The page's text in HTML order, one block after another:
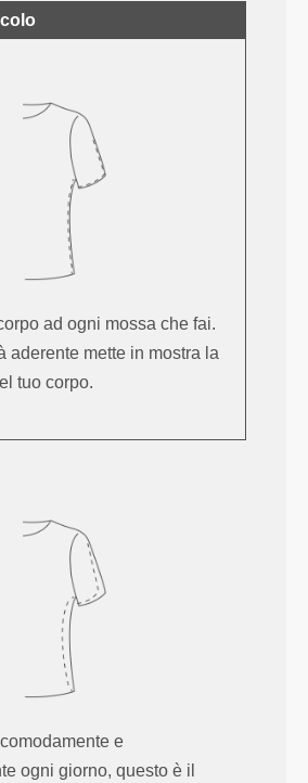
ad ogni mossa che fai.
aderente mette in mostra la
tuo corpo.
e
ogni giorno, questo è il